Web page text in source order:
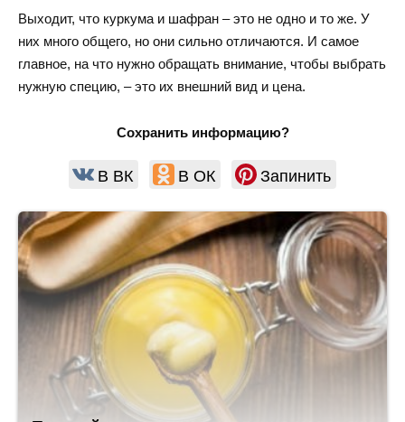
Выходит, что куркума и шафран – это не одно и то же. У
них много общего, но они сильно отличаются. И самое
главное, на что нужно обращать внимание, чтобы выбрать
нужную специю, – это их внешний вид и цена.
Сохранить информацию?
В ВК В ОК Запинить